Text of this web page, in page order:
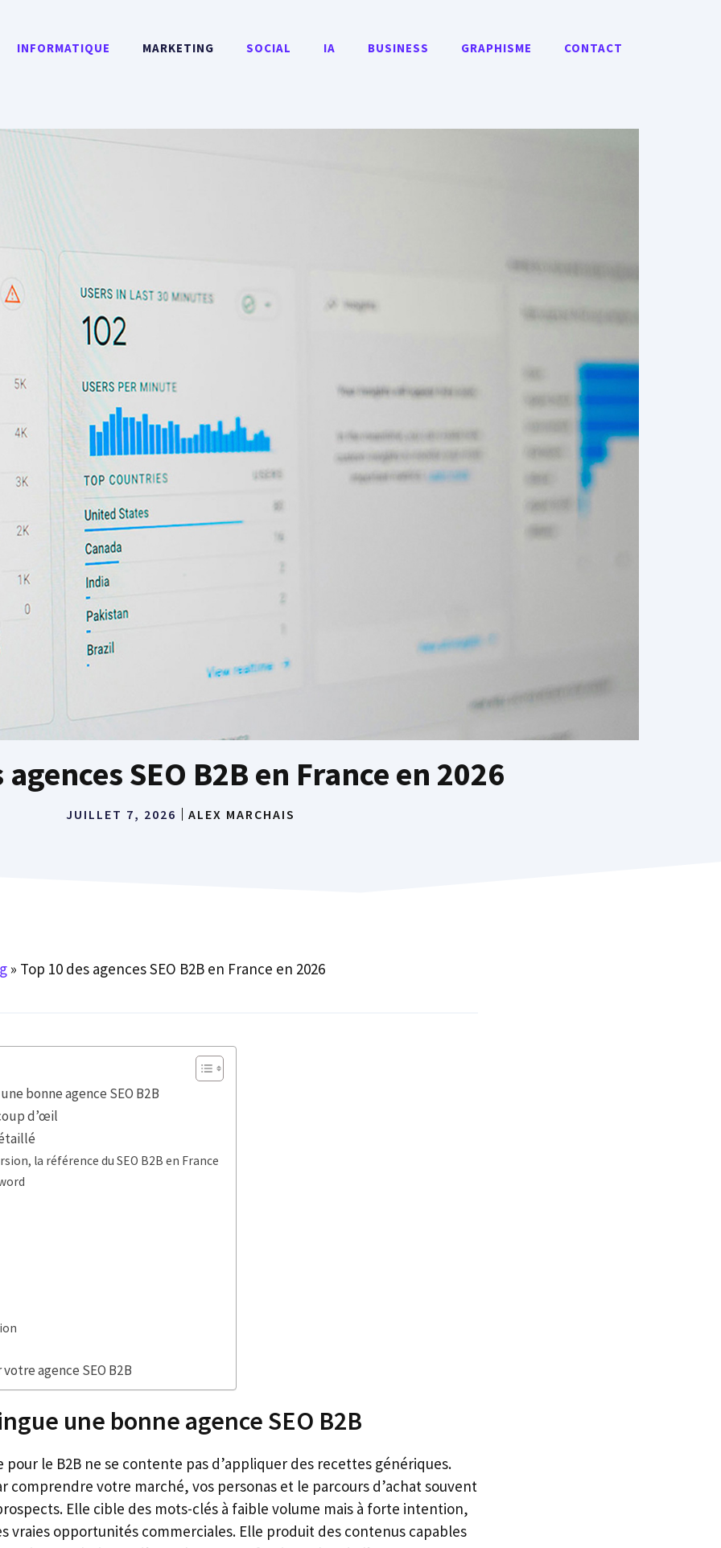
INFORMATIQUE MARKETING SOCIAL IA BUSINESS GRAPHISME CONTACT
SEO B2B en France en 2026
JUILLET 7, 2026 ALEX MARCHAIS
» Top 10 des agences SEO B2B en France en 2026
bonne agence SEO B2B
d’œil
la référence du SEO B2B en France
agence SEO B2B
une bonne agence SEO B2B
pour le B2B ne se contente pas d’appliquer des recettes génériques.
comprendre votre marché, vos personas et le parcours d’achat souvent
Elle cible des mots-clés à faible volume mais à forte intention,
vraies opportunités commerciales. Elle produit des contenus capables